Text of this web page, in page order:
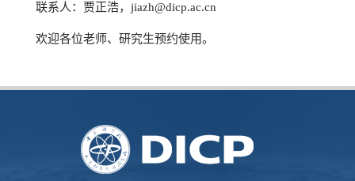
联系人：贾正浩，jiazh@dicp.ac.cn
欢迎各位老师、研究生预约使用。